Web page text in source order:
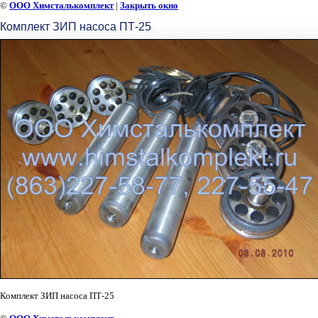
© ООО Химсталькомплект| Закрыть окно
Комплект ЗИП насоса ПТ-25
Комплект ЗИП насоса ПТ-25